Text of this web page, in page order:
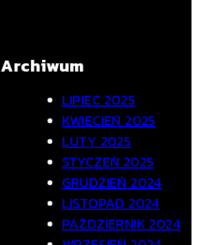
Archiwum
LIPIEC 2025
KWIECIEŃ 2025
LUTY 2025
STYCZEŃ 2025
GRUDZIEŃ 2024
LISTOPAD 2024
PAŹDZIERNIK 2024